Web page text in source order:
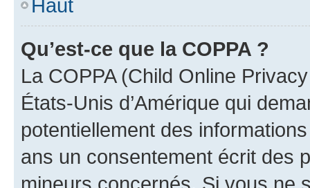
Haut
Qu’est-ce que la COPPA ?
La COPPA (Child Online
États-Unis d’Amérique qui
potentiellement des
ans un consentement écrit des
mineurs concernés. Si vous ne